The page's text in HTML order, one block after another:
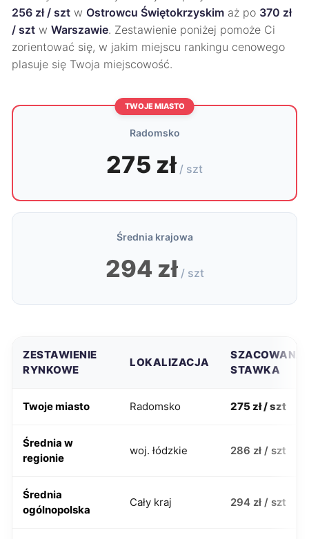
256 zł / szt w Ostrowcu Świętokrzyskim aż po 370 zł
/ szt w Warszawie. Zestawienie poniżej pomoże Ci
zorientować się, w jakim miejscu rankingu cenowego
plasuje się Twoja miejscowość.
TWOJE MIASTO
Radomsko
275 zł / szt
Średnia krajowa
294 zł / szt
ZESTAWIENIE
RYNKOWE
LOKALIZACJA
SZACOWANA
STAWKA
Twoje miasto Radomsko 275 zł / szt
Średnia w
regionie
woj. łódzkie 286 zł / szt
Średnia
ogólnopolska
Cały kraj 294 zł / szt